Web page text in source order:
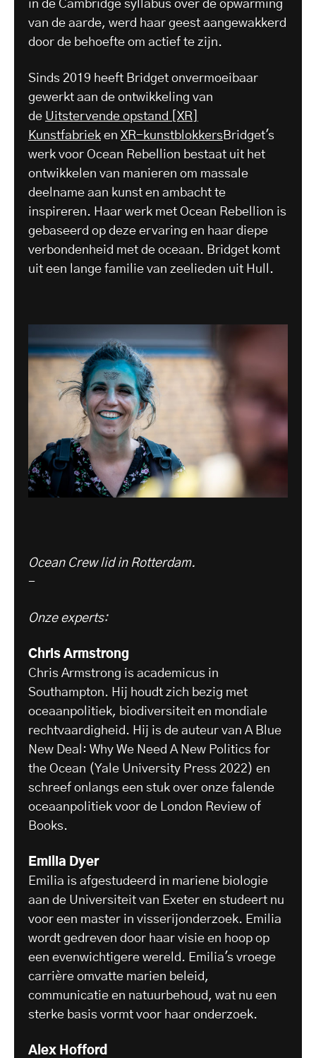
in de Cambridge syllabus over de opwarming
van de aarde, werd haar geest aangewakkerd
door de behoefte om actief te zijn.
Sinds 2019 heeft Bridget onvermoeibaar
gewerkt aan de ontwikkeling van
de Uitstervende opstand [XR]
Kunstfabriek en XR-kunstblokkersBridget's
werk voor Ocean Rebellion bestaat uit het
ontwikkelen van manieren om massale
deelname aan kunst en ambacht te
inspireren. Haar werk met Ocean Rebellion is
gebaseerd op deze ervaring en haar diepe
verbondenheid met de oceaan. Bridget komt
uit een lange familie van zeelieden uit Hull.
Ocean Crew lid in Rotterdam.
-
Onze experts:
Chris Armstrong
Chris Armstrong is academicus in
Southampton. Hij houdt zich bezig met
oceaanpolitiek, biodiversiteit en mondiale
rechtvaardigheid. Hij is de auteur van A Blue
New Deal: Why We Need A New Politics for
the Ocean (Yale University Press 2022) en
schreef onlangs een stuk over onze falende
oceaanpolitiek voor de London Review of
Books.
Emilia Dyer
Emilia is afgestudeerd in mariene biologie
aan de Universiteit van Exeter en studeert nu
voor een master in visserijonderzoek. Emilia
wordt gedreven door haar visie en hoop op
een evenwichtigere wereld. Emilia's vroege
carrière omvatte marien beleid,
communicatie en natuurbehoud, wat nu een
sterke basis vormt voor haar onderzoek.
Alex Hofford